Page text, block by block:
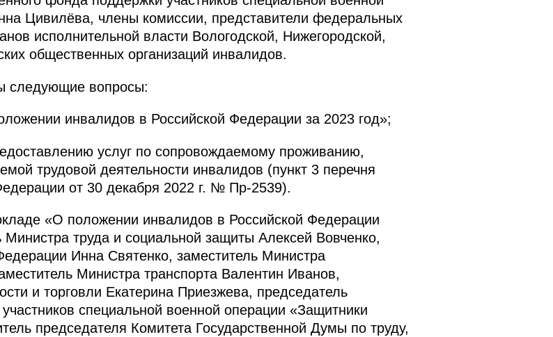
Цивилёва, члены комиссии, представители федеральных
исполнительной власти Вологодской, Нижегородской,
общественных организаций инвалидов.
следующие вопросы:
инвалидов в Российской Федерации за 2023 год»;
услуг по сопровождаемому проживанию,
трудовой деятельности инвалидов (пункт 3 перечня
от 30 декабря 2022 г. № Пр-2539).
«О положении инвалидов в Российской Федерации
Министра труда и социальной защиты Алексей Вовченко,
Инна Святенко, заместитель Министра
Министра транспорта Валентин Иванов,
и торговли Екатерина Приезжева, председатель
специальной военной операции «Защитники
председателя Комитета Государственной Думы по труду,